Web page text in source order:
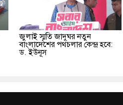
জুলাই স্মৃতি জাদুঘর নতুন
বাংলাদেশের পথচলার কেন্দ্র হবে:
ড. ইউনূস